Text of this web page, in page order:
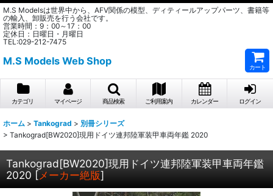
M.S Modelsは世界中から、AFV関係の模型、ディティールアップパーツ、書籍等
の輸入、卸販売を行う会社です。
営業時間：9：00～17：00
定休日：日曜日・月曜日
TEL:029-212-7475
M.S Models Web Shop
カート
カテゴリ マイページ 商品検索 ご利用案内 カレンダー ログイン
ホーム > Tankograd > 別冊シリーズ
> Tankograd[BW2020]現用ドイツ連邦陸軍装甲車両年鑑 2020
Tankograd[BW2020]現用ドイツ連邦陸軍装甲車両年鑑
2020 [メーカー絶版]